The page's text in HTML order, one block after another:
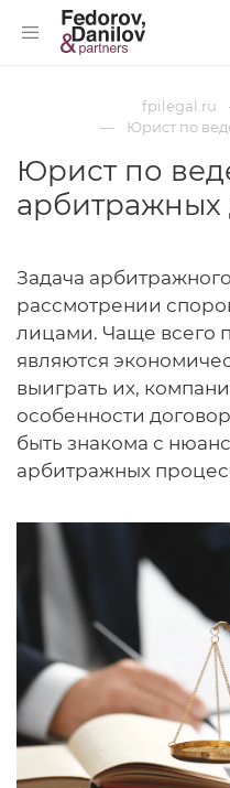
fpilegal.ru
Юрист по
Юрист по
арбитражных
Задача
рассмотрении
лицами. Чаще всего
являются
выиграть их,
особенности
быть знакома с
арбитражных